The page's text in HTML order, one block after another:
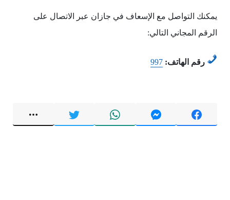
يمكنك التواصل مع الإسعاف في جازان عبر الاتصال على
الرقم المجاني التالي:
رقم الهاتف: 997